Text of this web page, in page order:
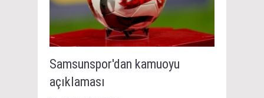
Samsunspor'dan kamuoyu
açıklaması